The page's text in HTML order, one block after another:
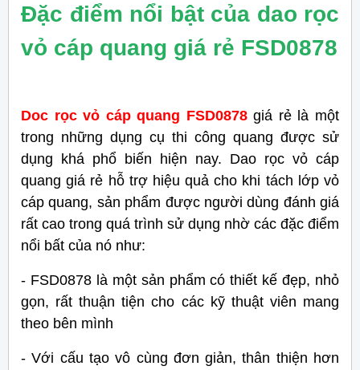
Đặc điểm nổi bật của dao rọc
vỏ cáp quang giá rẻ FSD0878
Doc rọc vỏ cáp quang FSD0878 giá rẻ là một
trong những dụng cụ thi công quang được sử
dụng khá phổ biến hiện nay. Dao rọc vỏ cáp
quang giá rẻ hỗ trợ hiệu quả cho khi tách lớp vỏ
cáp quang, sản phẩm được người dùng đánh giá
rất cao trong quá trình sử dụng nhờ các đặc điểm
nổi bất của nó như:
- FSD0878 là một sản phẩm có thiết kế đẹp, nhỏ
gọn, rất thuận tiện cho các kỹ thuật viên mang
theo bên mình
- Với cấu tạo vô cùng đơn giản, thân thiện hơn